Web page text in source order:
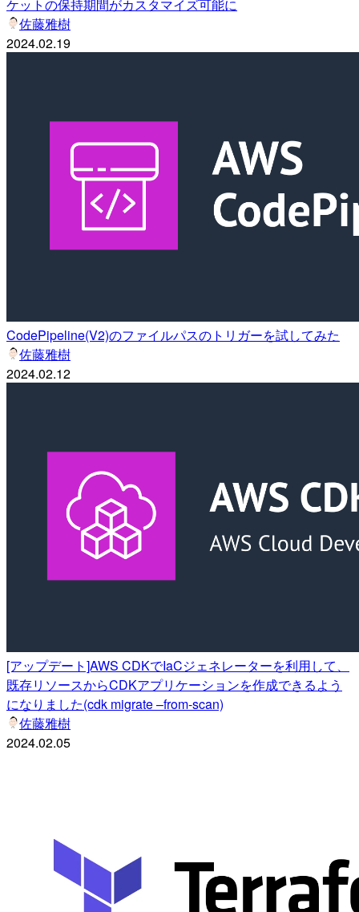
ケットの保持期間がカスタマイズ可能に
佐藤雅樹
2024.02.19
CodePipeline(V2)のファイルパスのトリガーを試してみた
佐藤雅樹
2024.02.12
[アップデート]AWS CDKでIaCジェネレーターを利用して、
既存リソースからCDKアプリケーションを作成できるよう
になりました(cdk migrate –from-scan)
佐藤雅樹
2024.02.05